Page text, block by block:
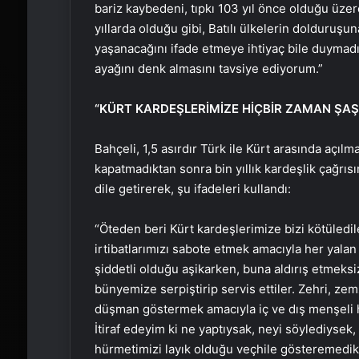
bariz kaybedeni, tıpkı 103 yıl önce olduğu
yıllarda olduğu gibi, Batılı ülkelerin
yaşanacağını ifade etmeye ihtiyaç bile
ayağını denk almasını tavsiye ediyorum.”
“KÜRT KARDEŞLERİMİZE HİÇBİR ZAMAN
Bahçeli, 1,5 asırdır Türk ile Kürt arasında
kapatmadıktan sonra bin yıllık kardeşlik
dile getirerek, şu ifadeleri kullandı:
“Öteden beri Kürt kardeşlerimize bizi
irtibatlarımızı sabote etmek amacıyla her
şiddetli olduğu aşikarken, buna aldırış
bünyemize serpiştirip servis ettiler. Zehri,
düşman göstermek amacıyla iç ve dış
İtiraf edeyim ki ne yaptıysak, neyi
hürmetimizi layık olduğu veçhile